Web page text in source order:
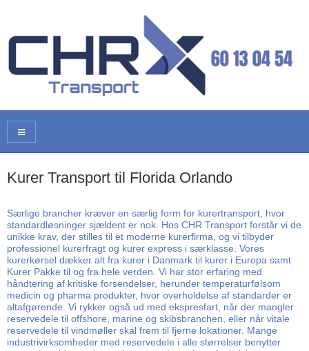
Kurer Transport til Florida Orlando
Særlige brancher kræver en særlig form for kurertransport, hvor
standardløsninger sjældent er nok. Hos CHR Transport forstår vi de
unikke krav, der stilles til et moderne kurerfirma, og vi tilbyder
professionel kurerfragt og kurer express i særklasse. Vores
kurerkørsel dækker alt fra kurer i Danmark til kurer i Europa samt
Kurer Pakke til og fra hele verden. Vi har stor erfaring med
håndtering af kritiske forsendelser, herunder temperaturfølsom
medicin og pharma produkter, hvor overholdelse af standarder er
altafgørende. Vi rykker også ud med ekspresfart, når der mangler
reservedele til offshore, marine og skibsbranchen, eller når vitale
reservedele til vindmøller skal frem til fjerne lokationer. Mange
industrivirksomheder med reservedele i alle størrelser benytter